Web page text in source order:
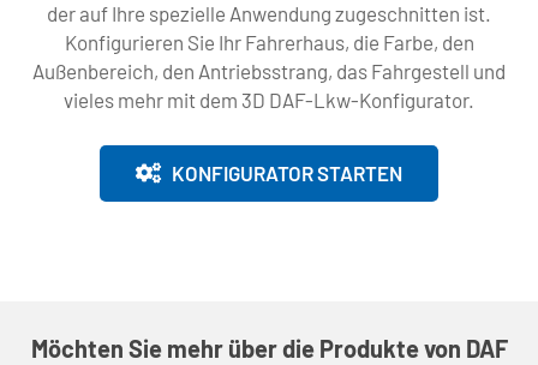
der auf Ihre spezielle Anwendung zugeschnitten ist.
Konfigurieren Sie Ihr Fahrerhaus, die Farbe, den
Außenbereich, den Antriebsstrang, das Fahrgestell und
vieles mehr mit dem 3D DAF-Lkw-Konfigurator.
KONFIGURATOR STARTEN
Möchten Sie mehr über die Produkte von DAF